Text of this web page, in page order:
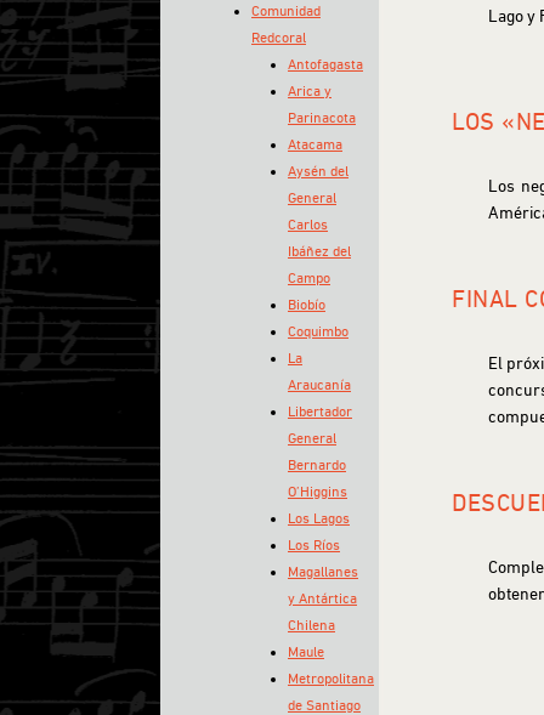
Comunidad
Redcoral
Antofagasta
Arica y
Parinacota
Atacama
Aysén del
General
Carlos
Ibáñez del
Campo
Biobío
Coquimbo
La
Araucanía
Libertador
General
Bernardo
O’Higgins
Los Lagos
Los Ríos
Magallanes
y Antártica
Chilena
Maule
Metropolitana
de Santiago
Lago y
LOS
Los
FINAL
El